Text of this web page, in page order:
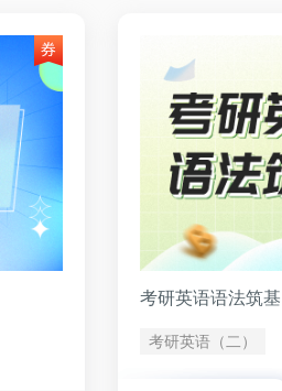
考研英语语法筑基
考研英语（二）